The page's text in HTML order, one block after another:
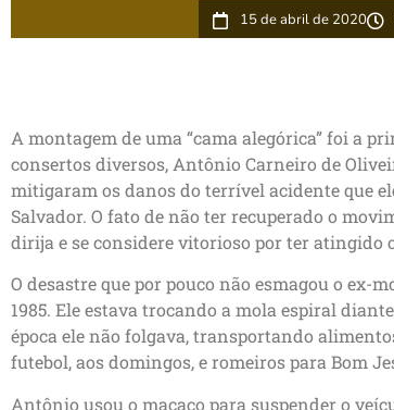
15 de abril de 2020
A montagem de uma “cama alegórica” foi a
consertos diversos, Antônio Carneiro de
mitigaram os danos do terrível acidente que
Salvador. O fato de não ter recuperado o
dirija e se considere vitorioso por ter atingido
O desastre que por pouco não esmagou o ex-
1985. Ele estava trocando a mola espiral
época ele não folgava, transportando
futebol, aos domingos, e romeiros para Bom
Antônio usou o macaco para suspender o